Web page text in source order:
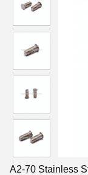
A2-70 Stainless